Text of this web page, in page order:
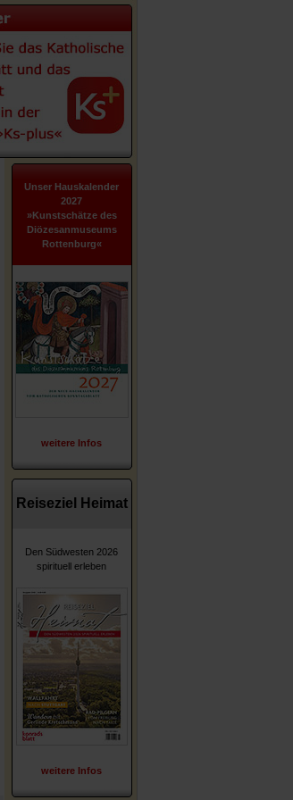
Unser Hauskalender
2027
»Kunstschätze des
Diözesanmuseums
Rottenburg«
weitere Infos
Reiseziel Heimat
Den Südwesten 2026
spirituell erleben
weitere Infos